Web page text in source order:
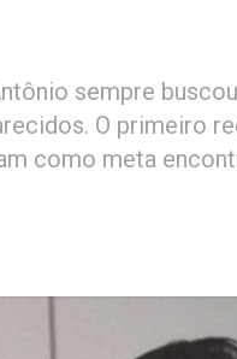
sempre buscou
O primeiro
como meta